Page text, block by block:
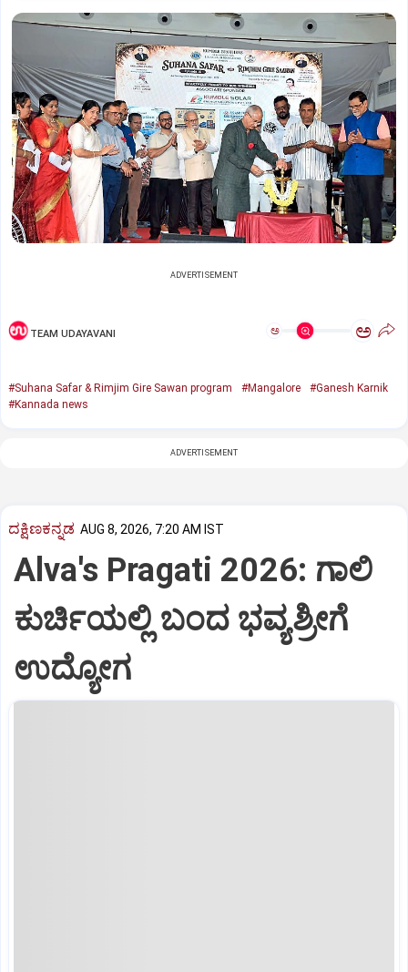
ADVERTISEMENT
TEAM UDAYAVANI ಅ ಅ
#Suhana Safar & Rimjim Gire Sawan program #Mangalore
#Ganesh Karnik
#Kannada news
ADVERTISEMENT
ದಕ್ಷಿಣಕನ್ನಡ AUG 8, 2026, 7:20 AM IST
Alva's Pragati 2026: ಗಾಲಿ
ಕುರ್ಚಿಯಲ್ಲಿ ಬಂದ ಭವ್ಯಶ್ರೀಗೆ
ಉದ್ಯೋಗ